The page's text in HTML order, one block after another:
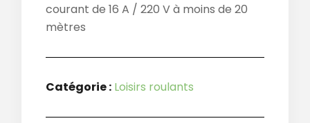
courant de 16 A / 220 V à moins de 20
mètres
Catégorie : Loisirs roulants